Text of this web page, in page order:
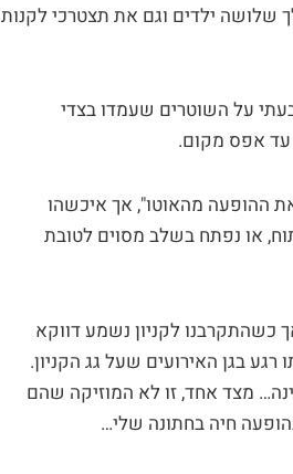
שלושה ילדים וגם את תצטרכי לקנות
על השוטרים שעמדו בצדי
עד אפס מקום.
ההופעה מהאוטו", אך איכשהו
או נפתח בשלב מסוים לטובת
כשהתקרבנו לקניון נשמע דווקא
בגן האירועים שעל גג הקניון.
מצד אחד, זו לא המוזיקה שהם
חיה בחתונה שלי…